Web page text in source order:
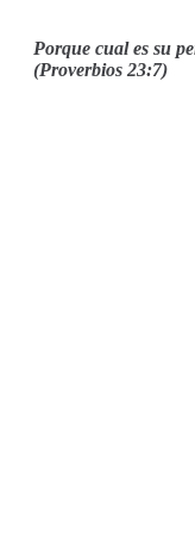
Porque cual es su
(Proverbios 23:7)